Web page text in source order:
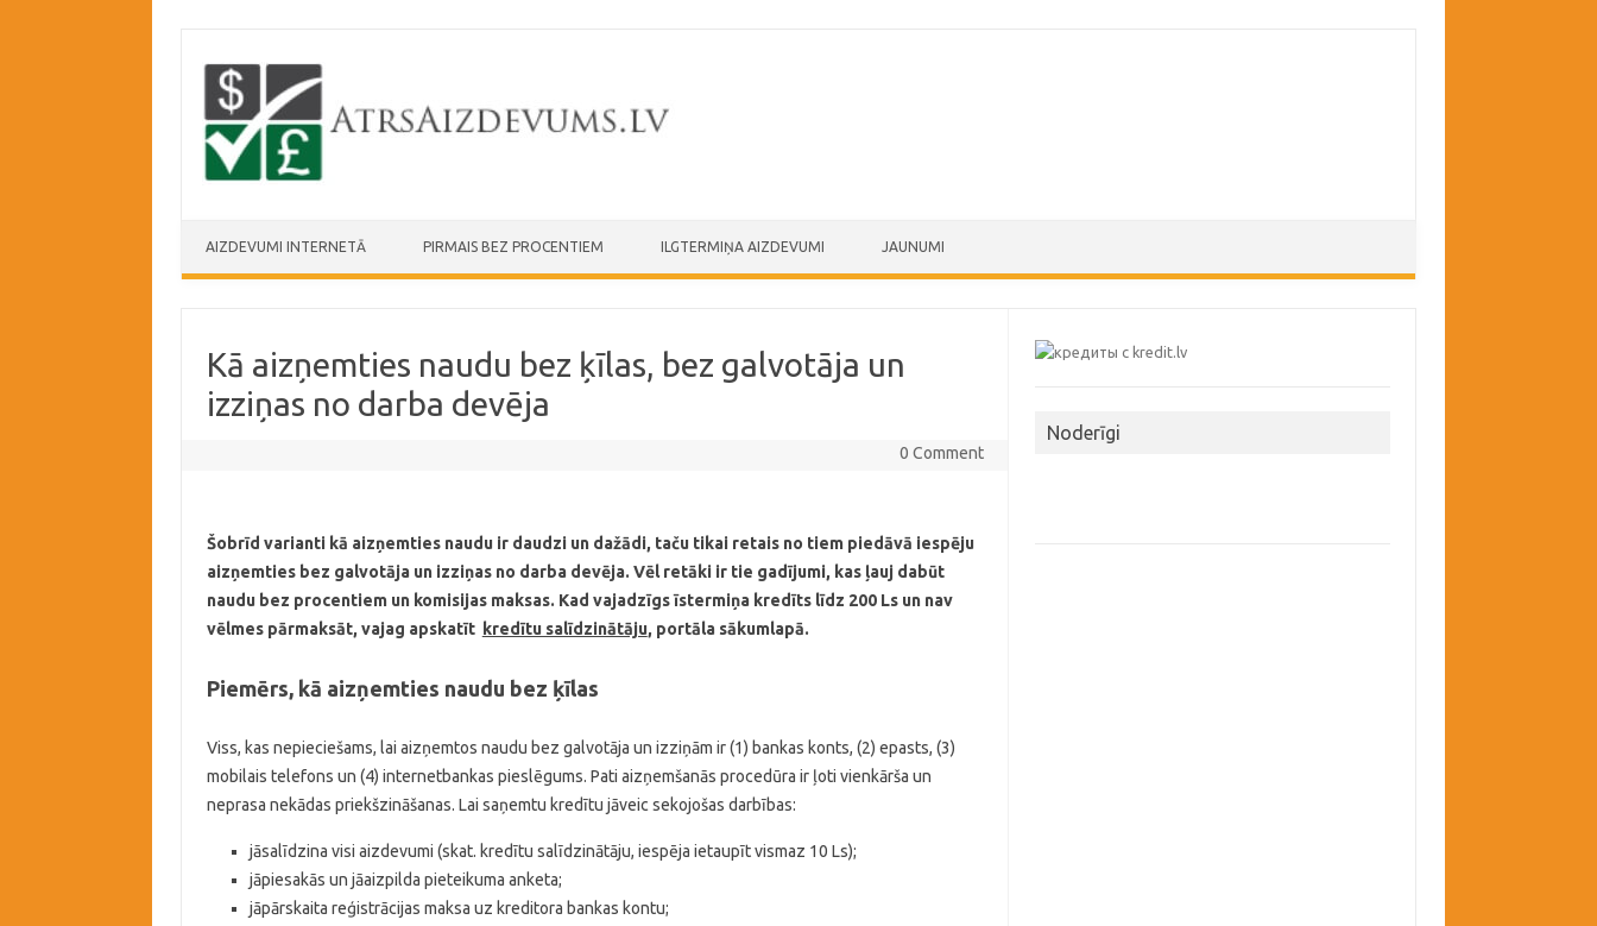
AIZDEVUMI INTERNETĀ PIRMAIS BEZ PROCENTIEM ILGTERMIŅA AIZDEVUMI JAUNUMI
Kā aizņemties naudu bez ķīlas, bez galvotāja un
izziņas no darba devēja
0 Comment
Šobrīd varianti kā aizņemties naudu ir daudzi un dažādi, taču tikai retais no tiem piedāvā iespēju
aizņemties bez galvotāja un izziņas no darba devēja. Vēl retāki ir tie gadījumi, kas ļauj dabūt
naudu bez procentiem un komisijas maksas. Kad vajadzīgs īstermiņa kredīts līdz 200 Ls un nav
vēlmes pārmaksāt, vajag apskatīt kredītu salīdzinātāju, portāla sākumlapā.
Piemērs, kā aizņemties naudu bez ķīlas
Viss, kas nepieciešams, lai aizņemtos naudu bez galvotāja un izziņām ir (1) bankas konts, (2) epasts, (3)
mobilais telefons un (4) internetbankas pieslēgums. Pati aizņemšanās procedūra ir ļoti vienkārša un
neprasa nekādas priekšzināšanas. Lai saņemtu kredītu jāveic sekojošas darbības:
jāsalīdzina visi aizdevumi (skat. kredītu salīdzinātāju, iespēja ietaupīt vismaz 10 Ls);
jāpiesakās un jāaizpilda pieteikuma anketa;
jāpārskaita reģistrācijas maksa uz kreditora bankas kontu;
Noderīgi